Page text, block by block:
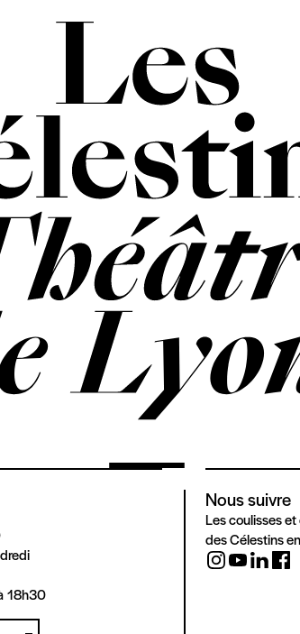
18h30
Nous suivre
Les coulisses
des Célestins